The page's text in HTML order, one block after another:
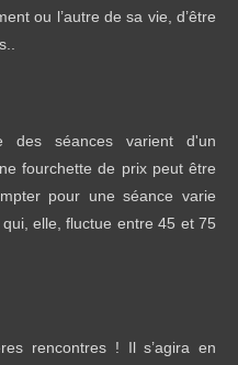
ou l’autre de sa vie, d’être
séances varient d'un
fourchette de prix peut être
pour une séance varie
elle, fluctue entre 45 et 75
rencontres ! Il s’agira en